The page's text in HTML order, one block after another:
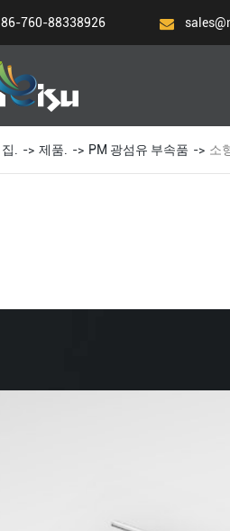
86-760-88338926
집. 제품. PM 광섬유 부속품 소